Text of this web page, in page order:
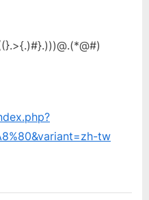
tw